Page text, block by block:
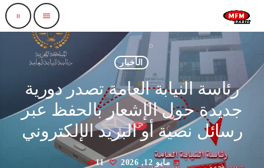
menu
pause
الأخبار
رئاسة النيابة العامة تصدر دورية
جديدة حول الإشعار بالحفظ عبر
رسائل نصية أو البريد الإلكتروني
today مايو 12, 2026 11